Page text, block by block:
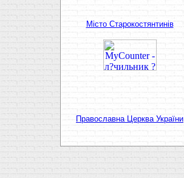
Мiсто Старокостянтинiв
Православна Церква України